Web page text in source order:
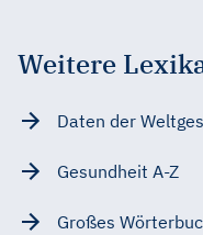
Weitere
Daten der
Gesundheit A-Z
Großes